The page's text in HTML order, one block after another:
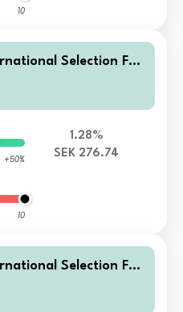
10
Selection Fun
C Accumulati
+50%
10
1.28%
SEK 276.74
Selection Fun
I Accumulatio